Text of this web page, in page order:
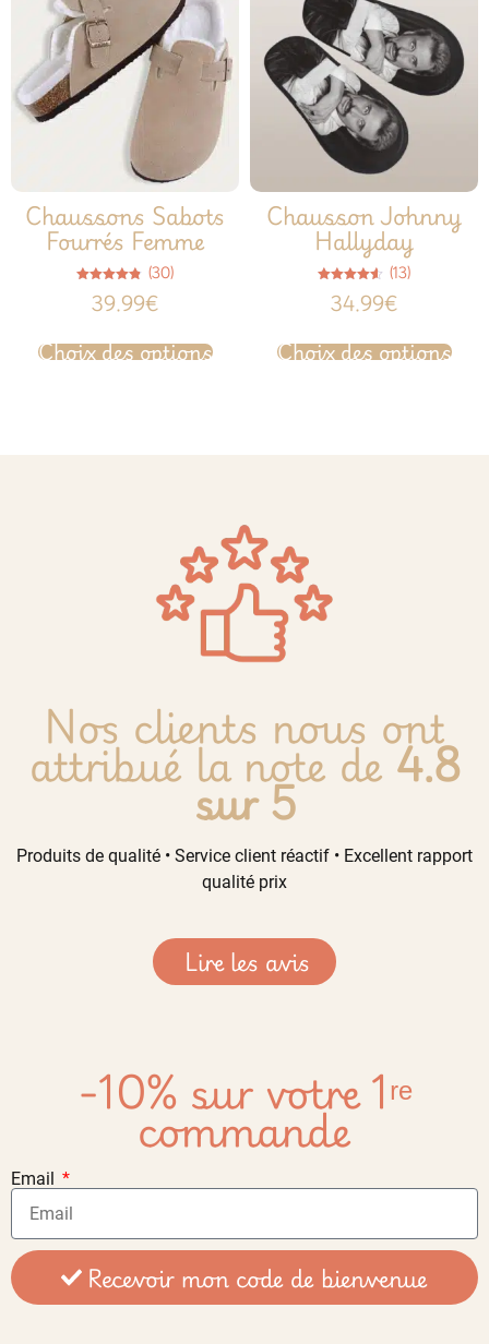
Chaussons Sabots
Fourrés Femme
4.77
sur 5
(30)
39.99€
Choix des options
Chausson Johnny
Hallyday
4.54
sur 5
(13)
34.99€
Choix des options
Nos clients nous ont
attribué la note de4.8
sur 5
Produits de qualité • Service client réactif • Excellent rapport
qualité prix
Lire les avis
-10% sur votre 1ʳᵉ
commande
Email
Recevoir mon code de bienvenue